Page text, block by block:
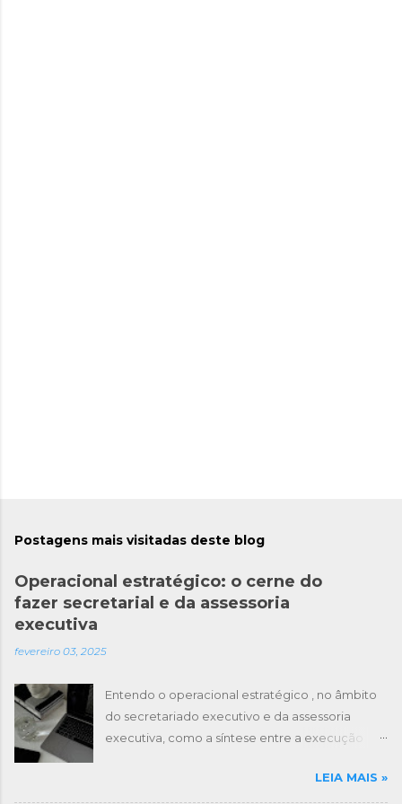
Postagens mais visitadas deste blog
Operacional estratégico: o cerne do
fazer secretarial e da assessoria
executiva
fevereiro 03, 2025
Entendo o operacional estratégico , no âmbito
do secretariado executivo e da assessoria
executiva, como a síntese entre a execução
a mediação de informações, a articulação de
LEIA MAIS »